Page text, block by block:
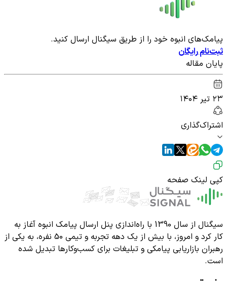
پیامک‌های انبوه خود را از طریق سیگنال ارسال کنید.
ثبت‌نام رایگان
پایان مقاله
۲۳ تیر ۱۴۰۴
اشتراک‌گذاری
کپی لینک صفحه
سیگنال از سال 1390 با راه‌اندازی پنل ارسال پیامک انبوه آغاز به
کار کرد و امروز، با بیش از یک دهه تجربه و تیمی 50 نفره، به یکی از
رهبران بازاریابی پیامکی و تبلیغات برای کسب‌وکارها تبدیل شده
است.